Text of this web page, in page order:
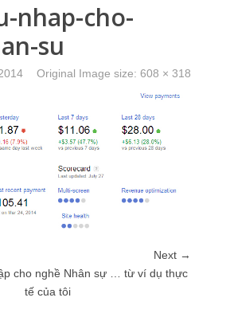
nhap-cho-
su
Original Image size: 608 × 318
Next →
cho nghề Nhân sự … từ ví dụ thực
tế của tôi